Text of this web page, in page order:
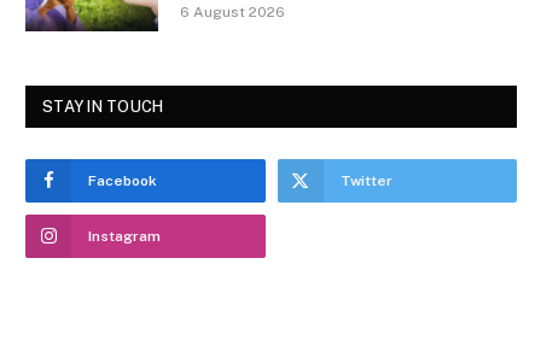
6 August 2026
STAY IN TOUCH
Facebook Twitter
Instagram